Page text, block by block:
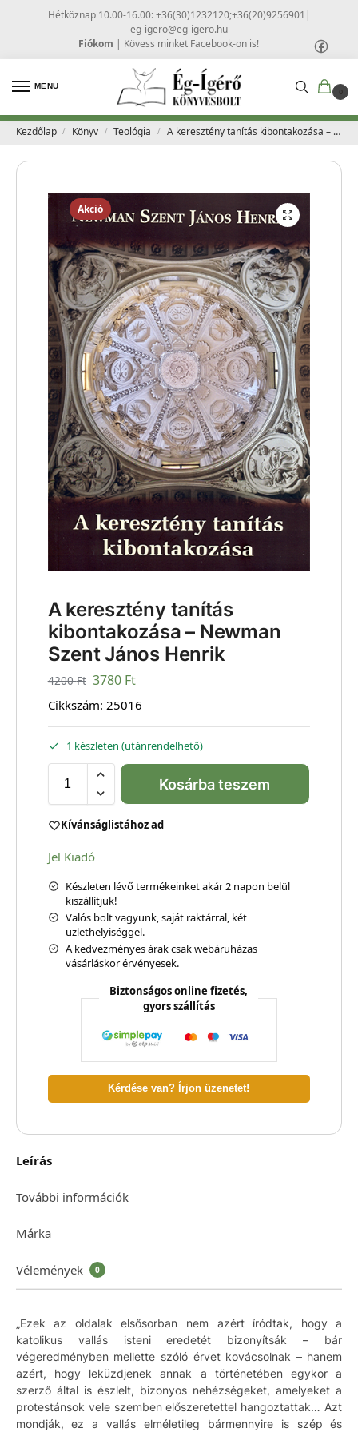
Hétköznap 10.00-16.00: +36(30)1232120;+36(20)9256901 |
eg-igero@eg-igero.hu
Fiókom | Kövess minket Facebook-on is!
MENÜ
0
Kezdőlap / Könyv / Teológia / A keresztény tanítás kibontakozása – Newman Szent János Henrik
Akció
A keresztény tanítás
kibontakozása – Newman
Szent János Henrik
4200Ft 3780 Ft
Cikkszám: 25016
1 készleten (utánrendelhető)
Kosárba teszem
Kívánságlistához ad
Jel Kiadó
Készleten lévő termékeinket akár 2 napon belül
kiszállítjuk!
Valós bolt vagyunk, saját raktárral, két
üzlethelyiséggel.
A kedvezményes árak csak webáruházas
vásárláskor érvényesek.
Biztonságos online fizetés,
gyors szállítás
Kérdése van? Írjon üzenetet!
Leírás
További információk
Márka
Vélemények 0
„Ezek az oldalak elsősorban nem azért íródtak, hogy a
katolikus vallás isteni eredetét bizonyítsák – bár
végeredményben mellette szóló érvet kovácsolnak – hanem
azért, hogy leküzdjenek annak a történetében egykor a
szerző által is észlelt, bizonyos nehézségeket, amelyeket a
protestánsok vele szemben előszeretettel hangoztattak… Azt
mondják, ez a vallás elméletileg bármennyire is szép és